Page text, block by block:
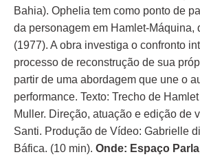
Bahia). Ophelia tem como ponto de
da personagem em Hamlet-Máquina,
(1977). A obra investiga o confronto
processo de reconstrução de sua
partir de uma abordagem que une o
performance. Texto: Trecho de
Muller. Direção, atuação e edição de
Santi. Produção de Vídeo: Gabrielle
Báfica. (10 min). Onde: Espaço